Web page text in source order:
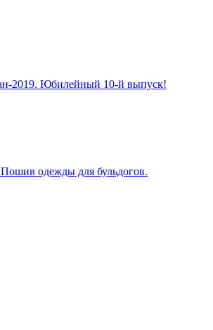
2019. Юбилейный 10-й выпуск!
одежды для бульдогов.